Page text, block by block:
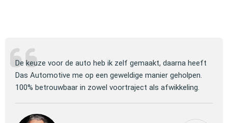
De keuze voor de auto heb ik zelf gemaakt, daarna heeft
Das Automotive me op een geweldige manier geholpen.
100% betrouwbaar in zowel voortraject als afwikkeling.